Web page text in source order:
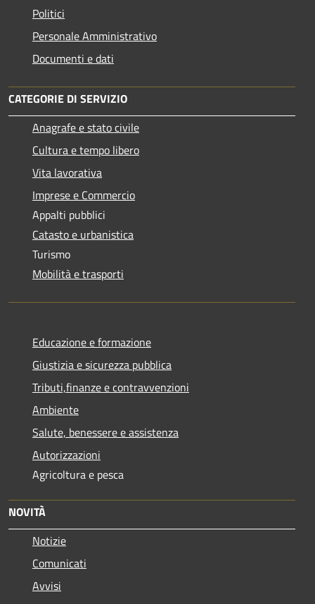
Politici
Personale Amministrativo
Documenti e dati
CATEGORIE DI SERVIZIO
Anagrafe e stato civile
Cultura e tempo libero
Vita lavorativa
Imprese e Commercio
Appalti pubblici
Catasto e urbanistica
Turismo
Mobilità e trasporti
Educazione e formazione
Giustizia e sicurezza pubblica
Tributi,finanze e contravvenzioni
Ambiente
Salute, benessere e assistenza
Autorizzazioni
Agricoltura e pesca
NOVITÀ
Notizie
Comunicati
Avvisi